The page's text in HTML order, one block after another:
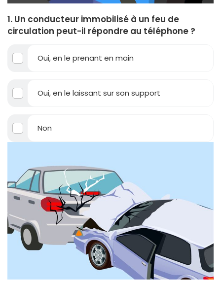
1. Un conducteur immobilisé à un feu de
circulation peut-il répondre au téléphone ?
Oui, en le prenant en main
Oui, en le laissant sur son support
Non